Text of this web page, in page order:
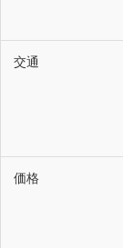
交通
価格